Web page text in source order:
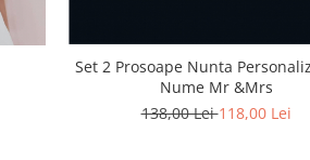
Set 2 Prosoape Nunta
Nume Mr &Mrs
138,00 Lei118,00 Lei